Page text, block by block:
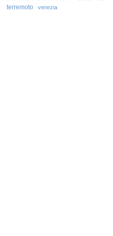
terremoto venezia